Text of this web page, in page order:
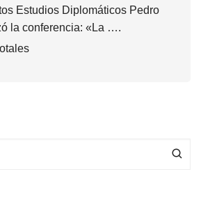
Estudios Diplomáticos Pedro
la conferencia: «La ….